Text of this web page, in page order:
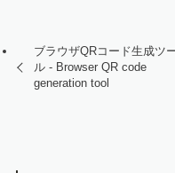
ブラウザQRコード生成ツ
ル - Browser QR code
generation tool